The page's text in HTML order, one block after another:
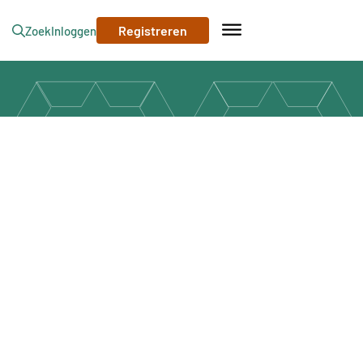
ZoekInloggen Registreren